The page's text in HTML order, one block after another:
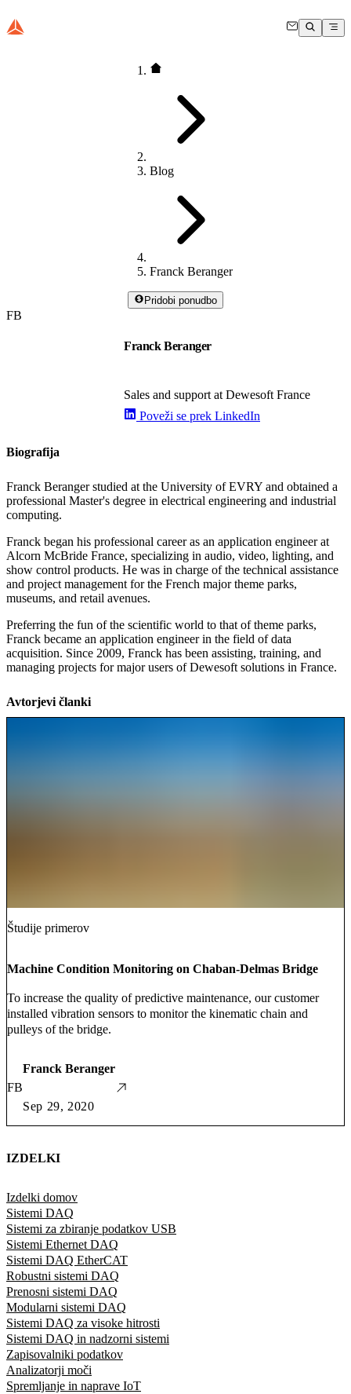
Blog
Franck Beranger
Pridobi ponudbo
FB
Franck Beranger
Sales and support at Dewesoft France
Poveži se prek LinkedIn
Biografija
Franck Beranger studied at the University of EVRY and obtained a
professional Master's degree in electrical engineering and industrial
computing.
Franck began his professional career as an application engineer at
Alcorn McBride France, specializing in audio, video, lighting, and
show control products. He was in charge of the technical assistance
and project management for the French major theme parks,
museums, and retail avenues.
Preferring the fun of the scientific world to that of theme parks,
Franck became an application engineer in the field of data
acquisition. Since 2009, Franck has been assisting, training, and
managing projects for major users of Dewesoft solutions in France.
Avtorjevi članki
Študije primerov
Machine Condition Monitoring on Chaban-Delmas Bridge
To increase the quality of predictive maintenance, our customer
installed vibration sensors to monitor the kinematic chain and
pulleys of the bridge.
FB
Franck Beranger
Sep 29, 2020
IZDELKI
Izdelki domov
Sistemi DAQ
Sistemi za zbiranje podatkov USB
Sistemi Ethernet DAQ
Sistemi DAQ EtherCAT
Robustni sistemi DAQ
Prenosni sistemi DAQ
Modularni sistemi DAQ
Sistemi DAQ za visoke hitrosti
Sistemi DAQ in nadzorni sistemi
Zapisovalniki podatkov
Analizatorji moči
Spremljanje in naprave IoT